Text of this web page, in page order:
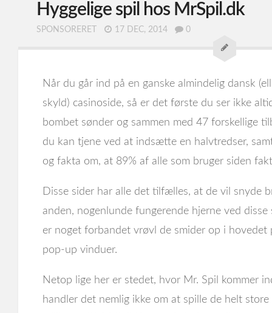
Hyggelige spil hos MrSpil.dk
SPONSORERET 17 DEC, 2014 0
Når du går ind på en ganske almindelig dansk
skyld) casinoside, så er det første du ser ikke
bombet sønder og sammen med 47 forskellige
du kan tjene ved at indsætte en halvtredser,
og fakta om, at 89% af alle som bruger siden
Disse sider har alle det tilfælles, at de vil snyde
anden, nogenlunde fungerende hjerne ved
er noget forbandet vrøvl de smider op i hovedet
pop-up vinduer.
Netop lige her er stedet, hvor Mr. Spil kommer
handler det nemlig ikke om at spille de helt